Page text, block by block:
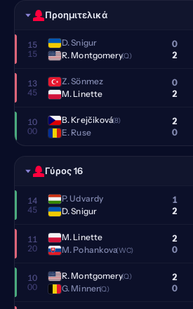
Προημιτελικά
15
15
D. Snigur
R. Montgomery(Q)
0
2
13
45
Z. Sönmez
M. Linette
0
2
10
00
B. Krejčiková(8)
E. Ruse
2
0
Γύρος 16
14
45
P. Udvardy
D. Snigur
1
2
11
20
M. Linette
M. Pohankova(WC)
2
0
10
00
R. Montgomery(Q)
G. Minnen(Q)
2
0